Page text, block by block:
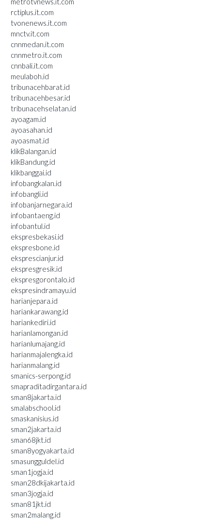
rctiplus.it.com
tvonenews.it.com
mnctv.it.com
cnnmedan.it.com
cnnmetro.it.com
cnnbali.it.com
meulaboh.id
tribunacehbarat.id
tribunacehbesar.id
tribunacehselatan.id
ayoagam.id
ayoasahan.id
ayoasmat.id
klikBalangan.id
klikBandung.id
klikbanggai.id
infobangkalan.id
infobangli.id
infobanjarnegara.id
infobantaeng.id
infobantul.id
ekspresbekasi.id
ekspresbone.id
eksprescianjur.id
ekspresgresik.id
ekspresgorontalo.id
ekspresindramayu.id
harianjepara.id
hariankarawang.id
hariankediri.id
harianlamongan.id
harianlumajang.id
harianmajalengka.id
harianmalang.id
smanics-serpong.id
smapraditadirgantara.id
sman8jakarta.id
smalabschool.id
smaskanisius.id
sman2jakarta.id
sman68jkt.id
sman8yogyakarta.id
smasungguldel.id
sman1jogja.id
sman28dkijakarta.id
sman3jogja.id
sman81jkt.id
sman2malang.id